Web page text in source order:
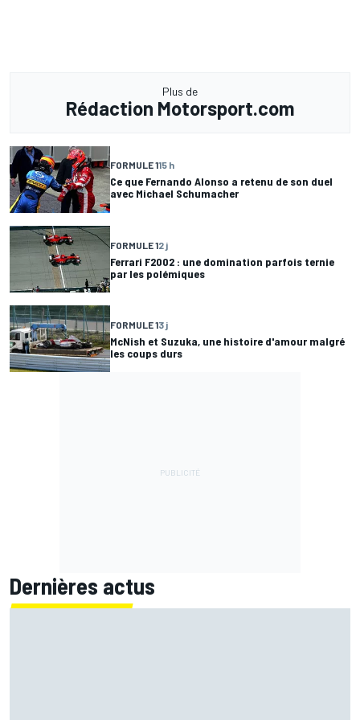
Plus de
Rédaction Motorsport.com
FORMULE 115 h
Ce que Fernando Alonso a retenu de son duel
avec Michael Schumacher
FORMULE 12 j
Ferrari F2002 : une domination parfois ternie
par les polémiques
FORMULE 13 j
McNish et Suzuka, une histoire d'amour malgré
les coups durs
Dernières actus